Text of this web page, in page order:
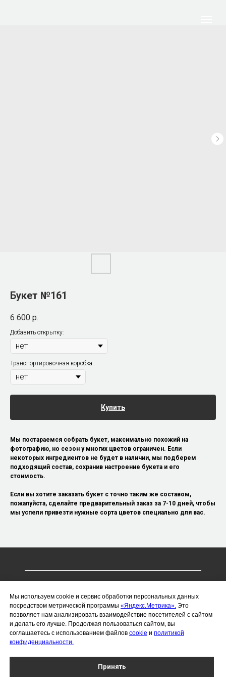
Букет №161
6 600 р.
Добавить открытку:
Транспортировочная коробка:
Купить
Мы постараемся собрать букет, максимально похожий на
фотографию, но сезон у многих цветов ограничен. Если
некоторых ингредиентов не будет в наличии, мы подберем
подходящий состав, сохранив настроение букета и его
стоимость.
Если вы хотите заказать букет с точно таким же составом,
пожалуйста, сделайте предварительный заказ за 7-10 дней, чтобы
мы успели привезти нужные сорта цветов специально для вас.
ИП Чухлебов Сергей Алексеевич
ИНН 366221076703
ОГРНИП 323366800014019
Политика конфиденциальности
Работаем каждый день с 8:00 до 22:00
Доставляем цветы круглосуточно
Мы используем cookie и сервис обработки персональных данных
посредством метрической программы «Яндекс.Метрика». Это
позволяет нам анализировать взаимодействие посетителей с сайтом
и делать его лучше. Продолжая пользоваться сайтом, вы
соглашаетесь с использованием файлов cookie и политикой
конфиденциальности.
Принять